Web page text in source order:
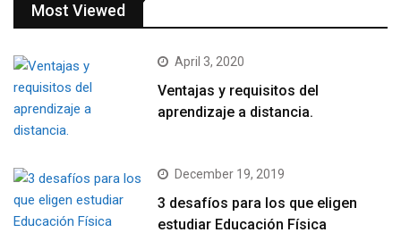
Most Viewed
April 3, 2020
Ventajas y requisitos del
aprendizaje a distancia.
December 19, 2019
3 desafíos para los que eligen
estudiar Educación Física